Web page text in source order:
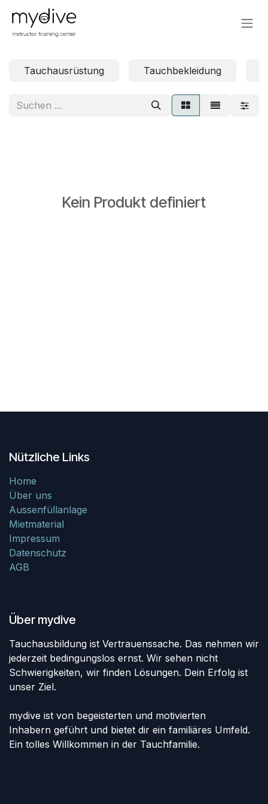
Zum Inhalt springen
Tauchausrüstung Tauchbekleidung
Kein Produkt definiert
Nützliche Links
Home
Über uns
Aussenfüllanlage
Mietmaterial
Impressum
Datenschutz
AGB
Über mydive
Tauchausbildung ist Vertrauenssache. Das nehmen wir
jederzeit bedingungslos ernst. Wir sehen nicht
Schwierigkeiten, wir finden Lösungen. Dein Erfolg ist
unser Ziel.
mydive ist von begeisterten und motivierten
Inhabern geführt und bietet dir ein familiäres Umfeld.
Ein tolles Willkommen in der Tauchfamilie.